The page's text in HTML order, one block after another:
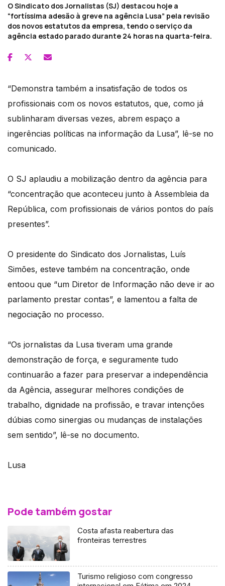
O Sindicato dos Jornalistas (SJ) destacou hoje a
“fortíssima adesão à greve na agência Lusa” pela revisão
dos novos estatutos da empresa, tendo o serviço da
agência estado parado durante 24 horas na quarta-feira.
“Demonstra também a insatisfação de todos os
profissionais com os novos estatutos, que, como já
sublinharam diversas vezes, abrem espaço a
ingerências políticas na informação da Lusa”, lê-se no
comunicado.
O SJ aplaudiu a mobilização dentro da agência para
“concentração que aconteceu junto à Assembleia da
República, com profissionais de vários pontos do país
presentes”.
O presidente do Sindicato dos Jornalistas, Luís
Simões, esteve também na concentração, onde
entoou que “um Diretor de Informação não deve ir ao
parlamento prestar contas”, e lamentou a falta de
negociação no processo.
“Os jornalistas da Lusa tiveram uma grande
demonstração de força, e seguramente tudo
continuarão a fazer para preservar a independência
da Agência, assegurar melhores condições de
trabalho, dignidade na profissão, e travar intenções
dúbias como sinergias ou mudanças de instalações
sem sentido”, lê-se no documento.
Lusa
Pode também gostar
Costa afasta reabertura das
fronteiras terrestres
Turismo religioso com congresso